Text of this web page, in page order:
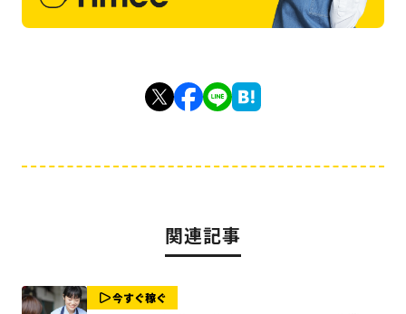
関連記事
今すぐ稼ぐ